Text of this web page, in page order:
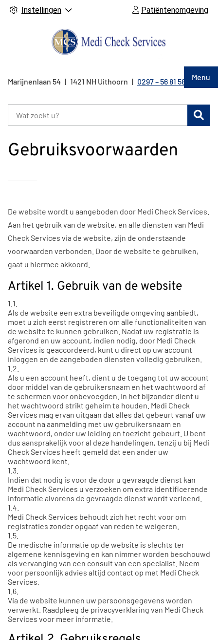
Instellingen Patiëntenomgeving
Menu
Marijnenlaan 54 1421 NH Uithoorn Tel:
0297 – 56 81 58
Gebruiksvoorwaarden
De website wordt u aangeboden door Medi Check Services.
Aan het gebruik van de website, en alle diensten van Medi
Check Services via de website, zijn de onderstaande
voorwaarden verbonden. Door de website te gebruiken,
gaat u hiermee akkoord.
Artikel 1. Gebruik van de website
1.1.
Als de website een extra beveiligde omgeving aanbiedt,
moet u zich eerst registreren om alle functionaliteiten van
de website te kunnen gebruiken. Nadat uw registratie is
afgerond en uw account, indien nodig, door Medi Check
Services is geaccordeerd, kunt u direct op uw account
inloggen en de aangeboden diensten volledig gebruiken.
1.2.
Als u een account heeft, dient u de toegang tot uw account
door middel van de gebruikersnaam en het wachtwoord af
te schermen voor onbevoegden. In het bijzonder dient u
het wachtwoord strikt geheim te houden. Medi Check
Services mag ervan uitgaan dat alles dat gebeurt vanaf uw
account na aanmelding met uw gebruikersnaam en
wachtwoord, onder uw leiding en toezicht gebeurt. U bent
dus aansprakelijk voor al deze handelingen, tenzij u bij Medi
Check Services heeft gemeld dat een ander uw
wachtwoord kent.
1.3.
Indien dat nodig is voor de door u gevraagde dienst kan
Medi Check Services u verzoeken om extra identificerende
informatie alvorens de gevraagde dienst wordt verleend.
1.4.
Medi Check Services behoudt zich het recht voor om
registraties zonder opgaaf van reden te weigeren.
1.5.
De medische informatie op de website is slechts ter
algemene kennisgeving en kan nimmer worden beschouwd
als vervanging van een consult van een specialist. Neem
voor persoonlijk advies altijd contact op met Medi Check
Services.
1.6.
Via de website kunnen uw persoonsgegevens worden
verwerkt. Raadpleeg de privacyverklaring van Medi Check
Services voor meer informatie.